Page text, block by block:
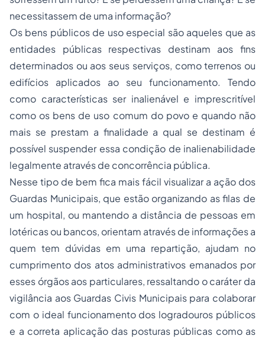
necessitassem de uma informação?
Os bens públicos de uso especial são aqueles que as
entidades públicas respectivas destinam aos fins
determinados ou aos seus serviços, como terrenos ou
edifícios aplicados ao seu funcionamento. Tendo
como características ser inalienável e imprescritível
como os bens de uso comum do povo e quando não
mais se prestam a finalidade a qual se destinam é
possível suspender essa condição de inalienabilidade
legalmente através de concorrência pública.
Nesse tipo de bem fica mais fácil visualizar a ação dos
Guardas Municipais, que estão organizando as filas de
um hospital, ou mantendo a distância de pessoas em
lotéricas ou bancos, orientam através de informações a
quem tem dúvidas em uma repartição, ajudam no
cumprimento dos atos administrativos emanados por
esses órgãos aos particulares, ressaltando o caráter da
vigilância aos Guardas Civis Municipais para colaborar
com o ideal funcionamento dos logradouros públicos
e a correta aplicação das posturas públicas como as